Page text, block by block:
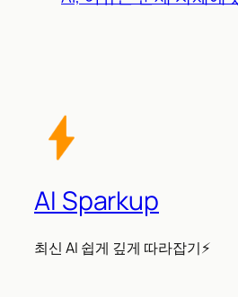
AI Sparkup
최신 AI 쉽게 깊게 따라잡기⚡